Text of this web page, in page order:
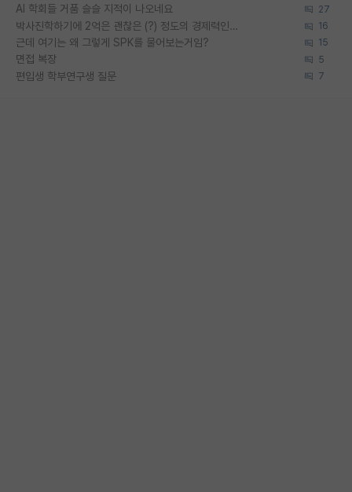
AI 학회들 거품 슬슬 지적이 나오네요 27
박사진학하기에 2억은 괜찮은 (?) 정도의 경제력인가요 16
근데 여기는 왜 그렇게 SPK를 물어보는거임? 15
면접 복장 5
편입생 학부연구생 질문 7